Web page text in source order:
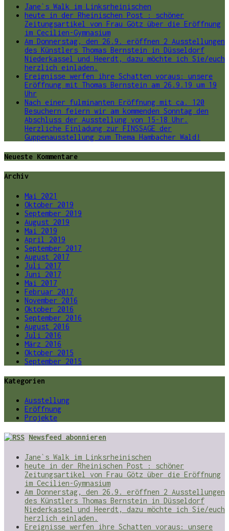
Jane`s Walk im Linksrheinischen
heute in der Rheinischen Post : schöner
Zeitungsartikel von Frau Götz über die Eröffnung
im Cecilien-Gymnasium
Am Donnerstag, den 26.9. eröffnen 2 Ausstellungen
des Künstlers Thomas Bernstein in Düsseldorf
Niederkassel und Heerdt, dazu möchte ich Sie/euch
herzlich einladen.
Ereignisse werfen ihre Schatten voraus: unsere
Eröffnung mit Thomas Bernstein am 26.9.19 um 19
Uhr
Nach einer fulminanten Eröffnung mit ca. 120
Besuchern feiern wir am kommenden Sonntag den
Abschluss der Ausstellung von 15-18 Uhr.
Herzliche Einladung zur FINSSAGE der
Guppenausstellung zum Thema Hambacher Wald!
Neueste Kommentare
Archiv
Mai 2021
Oktober 2019
September 2019
August 2019
Mai 2019
April 2019
September 2017
August 2017
Juli 2017
Juni 2017
Mai 2017
Februar 2017
November 2016
Oktober 2016
September 2016
August 2016
Juli 2016
März 2016
Oktober 2015
September 2015
Kategorien
Ausstellung
Eröffnung
Projekte
Newsfeed abonnieren
Jane`s Walk im Linksrheinischen
heute in der Rheinischen Post : schöner
Zeitungsartikel von Frau Götz über die Eröffnung
im Cecilien-Gymnasium
Am Donnerstag, den 26.9. eröffnen 2 Ausstellungen
des Künstlers Thomas Bernstein in Düsseldorf
Niederkassel und Heerdt, dazu möchte ich Sie/euch
herzlich einladen.
Ereignisse werfen ihre Schatten voraus: unsere